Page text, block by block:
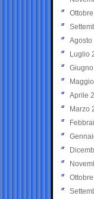
Agosto
Luglio
Aprile
Marzo